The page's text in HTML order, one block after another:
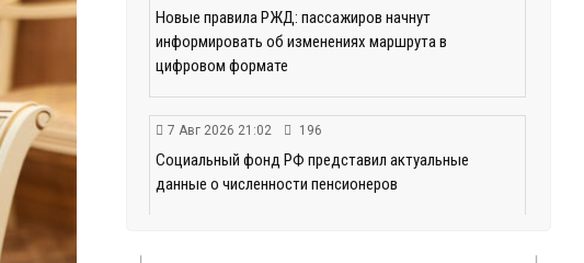
Новые правила РЖД: пассажиров начнут
информировать об изменениях маршрута в
цифровом формате
7 Авг 2026 21:02 196
Социальный фонд РФ представил актуальные
данные о численности пенсионеров